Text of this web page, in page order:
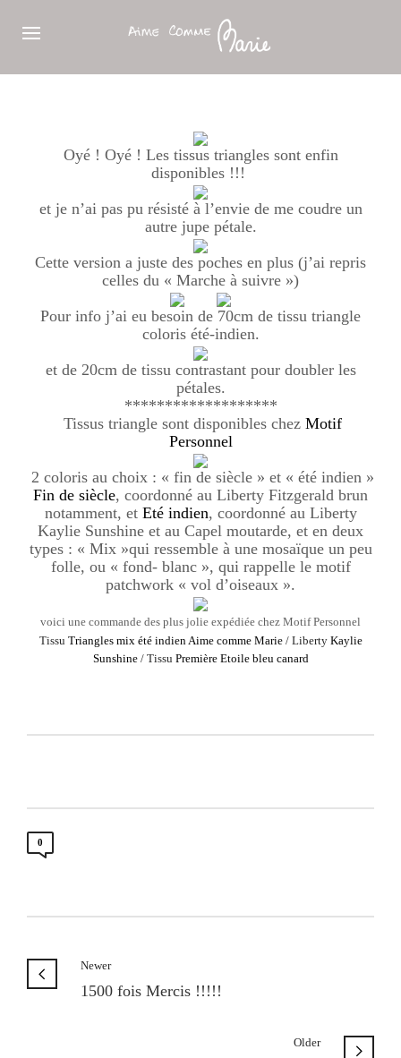
Oyé ! Oyé ! Les tissus triangles sont enfin
disponibles !!!
et je n’ai pas pu résisté à l’envie de me coudre un
autre jupe pétale.
Cette version a juste des poches en plus (j’ai repris
celles du « Marche à suivre »)
Pour info j’ai eu besoin de 70cm de tissu triangle
coloris été-indien.
et de 20cm de tissu contrastant pour doubler les
pétales.
*******************
Tissus triangle sont disponibles chez Motif
Personnel
2 coloris au choix : « fin de siècle » et « été indien »
Fin de siècle, coordonné au Liberty Fitzgerald brun
notamment, etEté indien, coordonné au Liberty
Kaylie Sunshine et au Capel moutarde, et en deux
types : « Mix »qui ressemble à une mosaïque un peu
folle, ou « fond- blanc », qui rappelle le motif
patchwork « vol d’oiseaux ».
voici une commande des plus jolie expédiée chez Motif Personnel
Tissu Triangles mix été indien Aime comme Marie/ Liberty Kaylie
Sunshine/ Tissu Première Etoile bleu canard
0
Newer
1500 fois Mercis !!!!!
Older